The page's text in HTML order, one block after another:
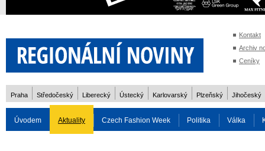
Kontakt
Archiv
Ceníky
Praha Středočeský Liberecký Ústecký Karlovarský Plzeňský Jihočeský
Úvodem Aktuality Czech Fashion Week Politika Válka